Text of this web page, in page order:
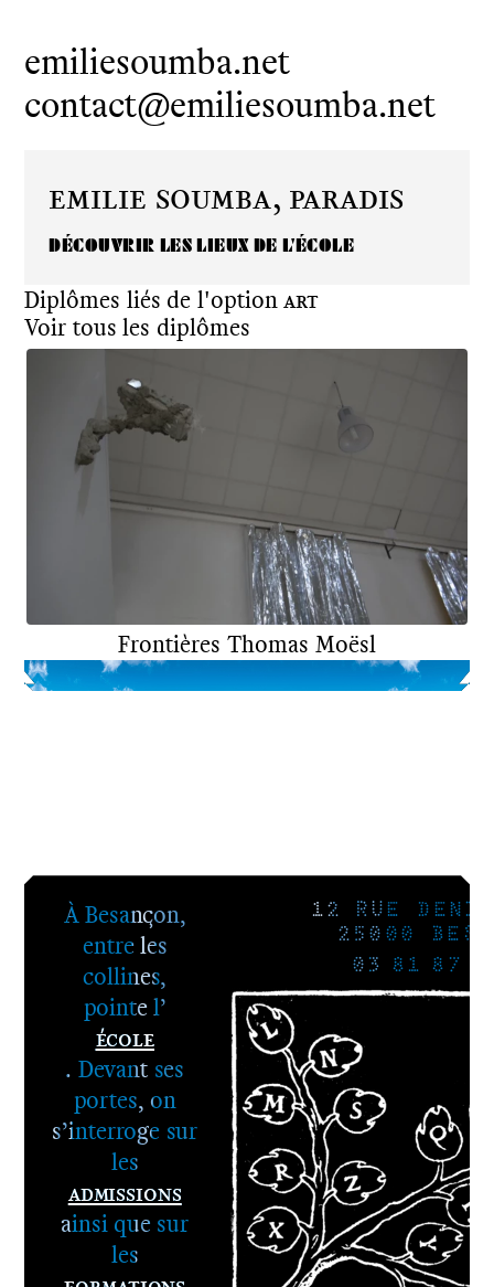
emiliesoumba.net
contact@emiliesoumba.net
Emilie Soumba, Paradis
DÉCOUVRIR LES LIEUX DE L'ÉCOLE
Diplômes liés de l'optionArt
Voir tous les diplômes
Frontières Thomas Moësl
À Besançon,
entre les
collines,
pointe l’
École
. Devant ses
portes, on
s’interroge sur
les
Admissions
ainsi que sur
les
12 RUE
25000
03 81 87